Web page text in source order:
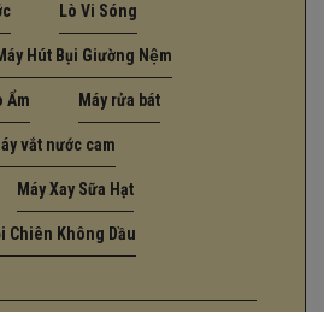
Lò Vi Sóng
Hút Bụi Giường Nệm
Ẩm Máy rửa bát
vắt nước cam
Máy Xay Sữa Hạt
Chiên Không Dầu